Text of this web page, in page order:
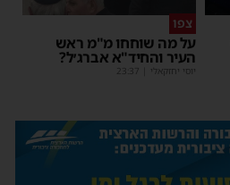
צפו
על מה שוחחו מ"מ ראש
העיר והחיד"א אברג׳ל?
יוסי יחזקאלי 23:37